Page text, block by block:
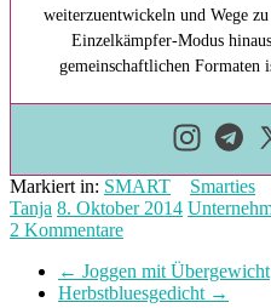
weiterzuentwickeln und Wege
Einzelkämpfer-Modus
gemeinschaftlichen Formaten
Markiert in: SMART Smarties
Tanja 8. Oktober 2014
2 Kommentare
← Joggen mit Übergewicht
Herbstbluesgedicht →